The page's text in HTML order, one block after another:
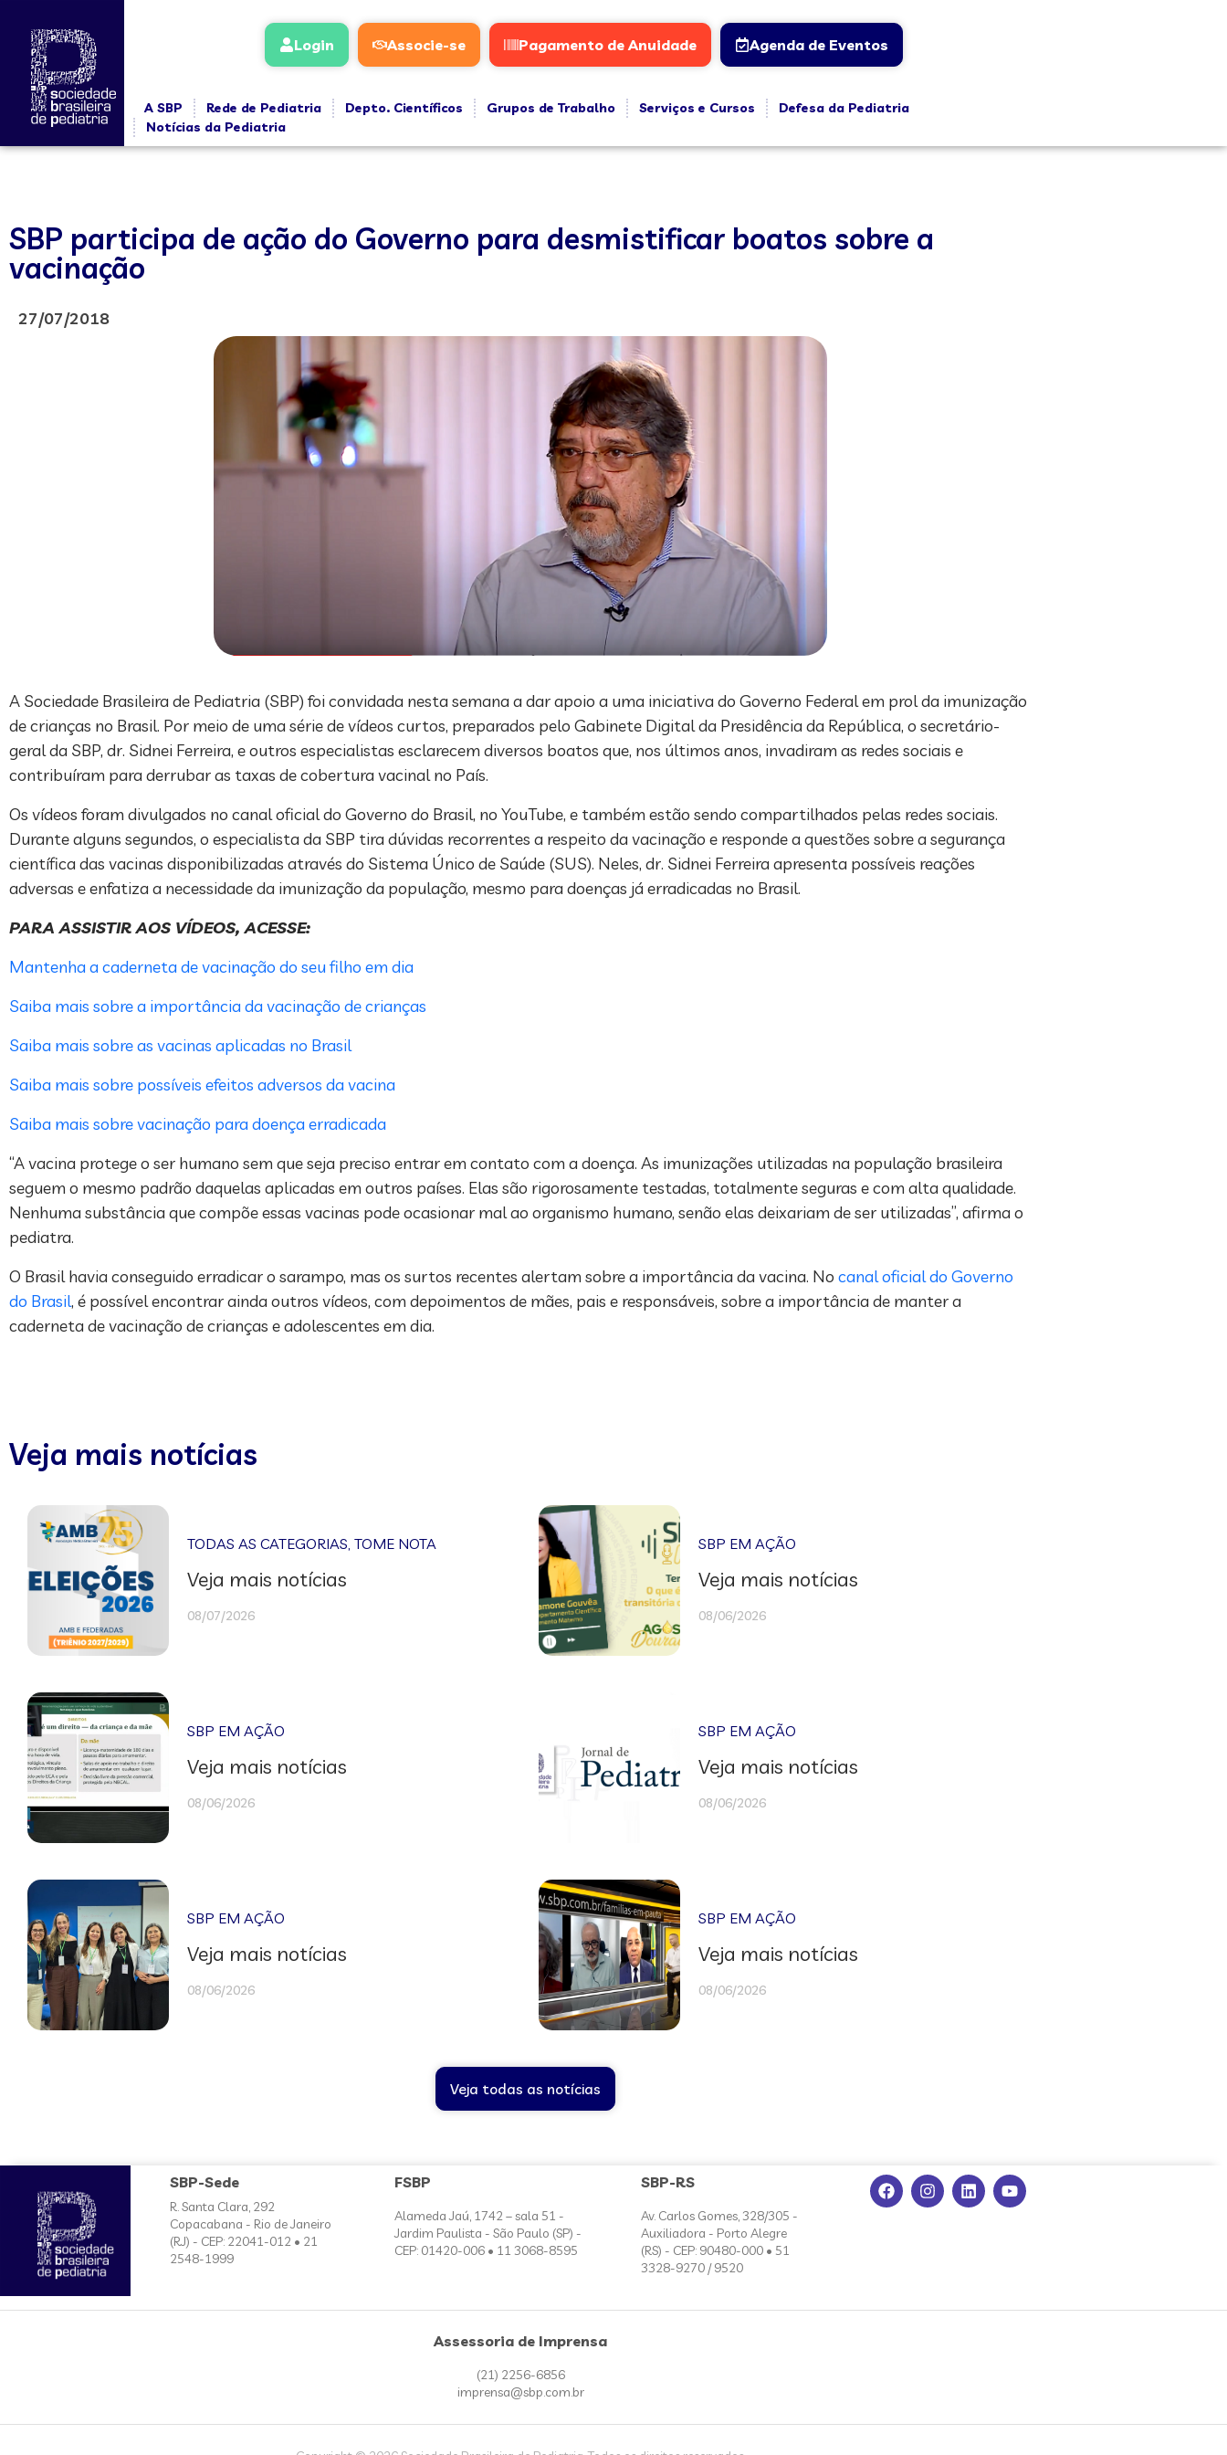
Login Associe-se Pagamento de Anuidade Agenda de Eventos
A SBP Rede de Pediatria Depto. Científicos Grupos de Trabalho Serviços e Cursos
Defesa da Pediatria
Notícias da Pediatria
SBP participa de ação do Governo para desmistificar boatos sobre a
vacinação
27/07/2018
A Sociedade Brasileira de Pediatria (SBP) foi convidada nesta semana a dar apoio a uma iniciativa do Governo Federal em prol da imunização
de crianças no Brasil. Por meio de uma série de vídeos curtos, preparados pelo Gabinete Digital da Presidência da República, o secretário-
geral da SBP, dr. Sidnei Ferreira, e outros especialistas esclarecem diversos boatos que, nos últimos anos, invadiram as redes sociais e
contribuíram para derrubar as taxas de cobertura vacinal no País.
Os vídeos foram divulgados no canal oficial do Governo do Brasil, no YouTube, e também estão sendo compartilhados pelas redes sociais.
Durante alguns segundos, o especialista da SBP tira dúvidas recorrentes a respeito da vacinação e responde a questões sobre a segurança
científica das vacinas disponibilizadas através do Sistema Único de Saúde (SUS). Neles, dr. Sidnei Ferreira apresenta possíveis reações
adversas e enfatiza a necessidade da imunização da população, mesmo para doenças já erradicadas no Brasil.
PARA ASSISTIR AOS VÍDEOS, ACESSE:
Mantenha a caderneta de vacinação do seu filho em dia
Saiba mais sobre a importância da vacinação de crianças
Saiba mais sobre as vacinas aplicadas no Brasil
Saiba mais sobre possíveis efeitos adversos da vacina
Saiba mais sobre vacinação para doença erradicada
“A vacina protege o ser humano sem que seja preciso entrar em contato com a doença. As imunizações utilizadas na população brasileira
seguem o mesmo padrão daquelas aplicadas em outros países. Elas são rigorosamente testadas, totalmente seguras e com alta qualidade.
Nenhuma substância que compõe essas vacinas pode ocasionar mal ao organismo humano, senão elas deixariam de ser utilizadas”, afirma o
pediatra.
O Brasil havia conseguido erradicar o sarampo, mas os surtos recentes alertam sobre a importância da vacina. No canal oficial do Governo
do Brasil, é possível encontrar ainda outros vídeos, com depoimentos de mães, pais e responsáveis, sobre a importância de manter a
caderneta de vacinação de crianças e adolescentes em dia.
Veja mais notícias
TODAS AS CATEGORIAS,TOME NOTA
Veja mais notícias
08/07/2026
SBP EM AÇÃO
Veja mais notícias
08/06/2026
SBP EM AÇÃO
Veja mais notícias
08/06/2026
SBP EM AÇÃO
Veja mais notícias
08/06/2026
SBP EM AÇÃO
Veja mais notícias
08/06/2026
SBP EM AÇÃO
Veja mais notícias
08/06/2026
Veja todas as notícias
SBP-Sede
R. Santa Clara, 292
Copacabana - Rio de Janeiro
(RJ) - CEP: 22041-012 • 21
2548-1999
FSBP
Alameda Jaú, 1742 – sala 51 -
Jardim Paulista - São Paulo (SP) -
CEP: 01420-006 • 11 3068-8595
SBP-RS
Av. Carlos Gomes, 328/305 -
Auxiliadora - Porto Alegre
(RS) - CEP: 90480-000 • 51
3328-9270 / 9520
Assessoria de Imprensa
(21) 2256-6856
imprensa@sbp.com.br